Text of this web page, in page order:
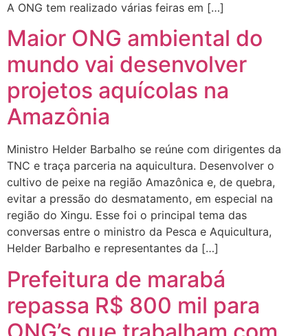
A ONG tem realizado várias feiras em […]
Maior ONG ambiental do
mundo vai desenvolver
projetos aquícolas na
Amazônia
Ministro Helder Barbalho se reúne com dirigentes da
TNC e traça parceria na aquicultura. Desenvolver o
cultivo de peixe na região Amazônica e, de quebra,
evitar a pressão do desmatamento, em especial na
região do Xingu. Esse foi o principal tema das
conversas entre o ministro da Pesca e Aquicultura,
Helder Barbalho e representantes da […]
Prefeitura de marabá
repassa R$ 800 mil para